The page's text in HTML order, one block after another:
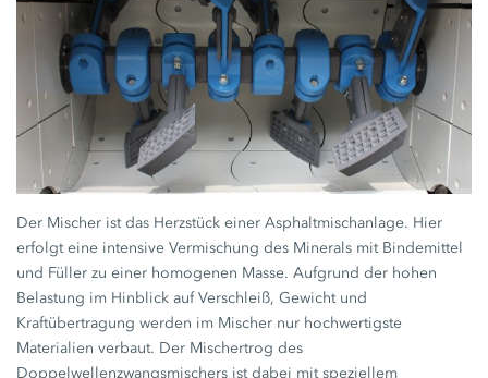
Der Mischer ist das Herzstück einer Asphaltmischanlage. Hier
erfolgt eine intensive Vermischung des Minerals mit Bindemittel
und Füller zu einer homogenen Masse. Aufgrund der hohen
Belastung im Hinblick auf Verschleiß, Gewicht und
Kraftübertragung werden im Mischer nur hochwertigste
Materialien verbaut. Der Mischertrog des
Doppelwellenzwangsmischers ist dabei mit speziellem